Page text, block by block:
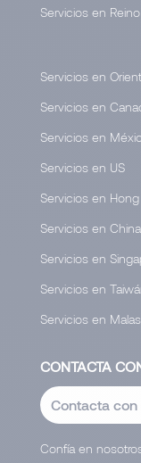
Servicios en
Servicios en
Servicios en
Servicios en
Servicios en US
Servicios en
Servicios en
Servicios en
Servicios en
Servicios en
CONTACTA
Contacta
Confía en